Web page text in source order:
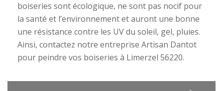
boiseries sont écologique, ne sont pas nocif pour
la santé et l’environnement et auront une bonne
une résistance contre les UV du soleil, gel, pluies.
Ainsi, contactez notre entreprise Artisan Dantot
pour peindre vos boiseries à Limerzel 56220.